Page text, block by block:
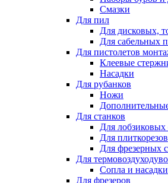
Смазки
Для пил
Для дисковых,
Для сабельных
Для пистолетов
Клеевые
Насадки
Для рубанков
Ножи
Для станков
Для лобзиковых
Для плиткорезов
Для фрезерных
Для
Сопла и насадки
Для фрезеров